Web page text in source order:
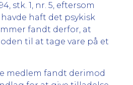
stk. 1, nr. 5, eftersom
haft det psykisk
fandt derfor, at
til at tage vare på et
medlem fandt derimod